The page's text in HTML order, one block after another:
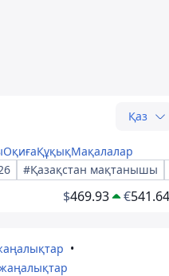
Қаз
ОқиғаҚұқықМақалалар
#Қазақстан мақтанышы
$469.93 €541.64